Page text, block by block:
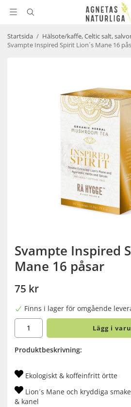
Startsida / Hälsote/kaffe, Celtic salt,
Svampte Inspired Spirit Lion´s Mane 16
Svampte Inspired
Mane 16 påsar
75 kr
Finns i lager för omgående
Lägg i
Produktbeskrivning:
Ekologiskt & koffeinfritt örtte
Lion´s Mane och kryddiga
& kanel